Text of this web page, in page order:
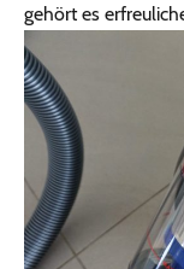
gehört es